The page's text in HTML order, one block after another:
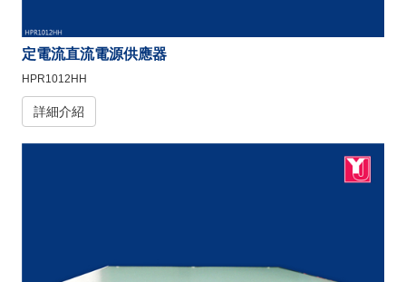
定電流直流電源供應器
HPR1012HH
詳細介紹